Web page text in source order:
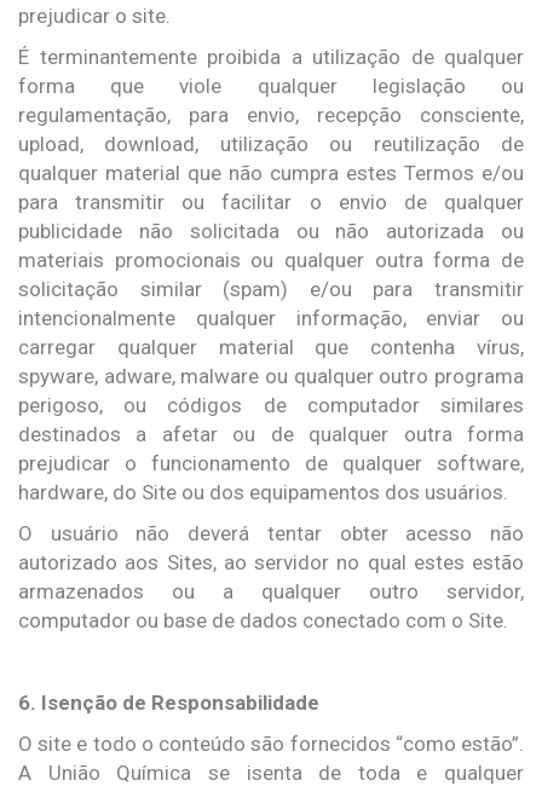
prejudicar o site.
É terminantemente proibida a utilização de qualquer
forma que viole qualquer legislação ou
regulamentação, para envio, recepção consciente,
upload, download, utilização ou reutilização de
qualquer material que não cumpra estes Termos e/ou
para transmitir ou facilitar o envio de qualquer
publicidade não solicitada ou não autorizada ou
materiais promocionais ou qualquer outra forma de
solicitação similar (spam) e/ou para transmitir
intencionalmente qualquer informação, enviar ou
carregar qualquer material que contenha vírus,
spyware, adware, malware ou qualquer outro programa
perigoso, ou códigos de computador similares
destinados a afetar ou de qualquer outra forma
prejudicar o funcionamento de qualquer software,
hardware, do Site ou dos equipamentos dos usuários.
O usuário não deverá tentar obter acesso não
autorizado aos Sites, ao servidor no qual estes estão
armazenados ou a qualquer outro servidor,
computador ou base de dados conectado com o Site.
6. Isenção de Responsabilidade
O site e todo o conteúdo são fornecidos “como estão”.
A União Química se isenta de toda e qualquer